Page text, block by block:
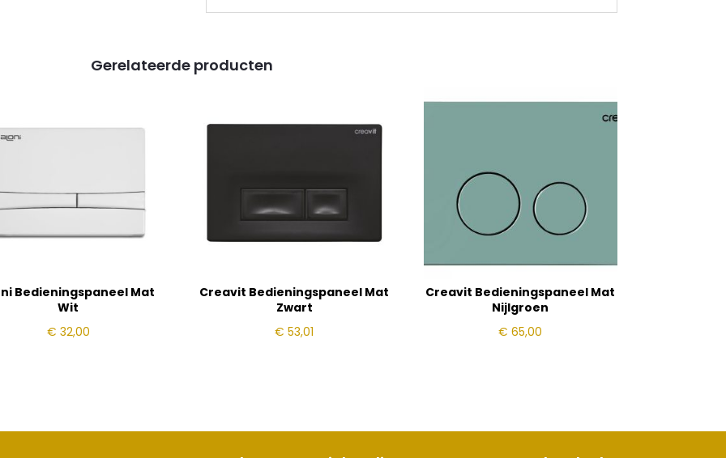
Gerelateerde producten
Bedieningspaneel Mat
Wit
€ 32,00
Creavit Bedieningspaneel Mat
Zwart
€ 53,01
Creavit Bedieningspaneel Mat
Nijlgroen
€ 65,00